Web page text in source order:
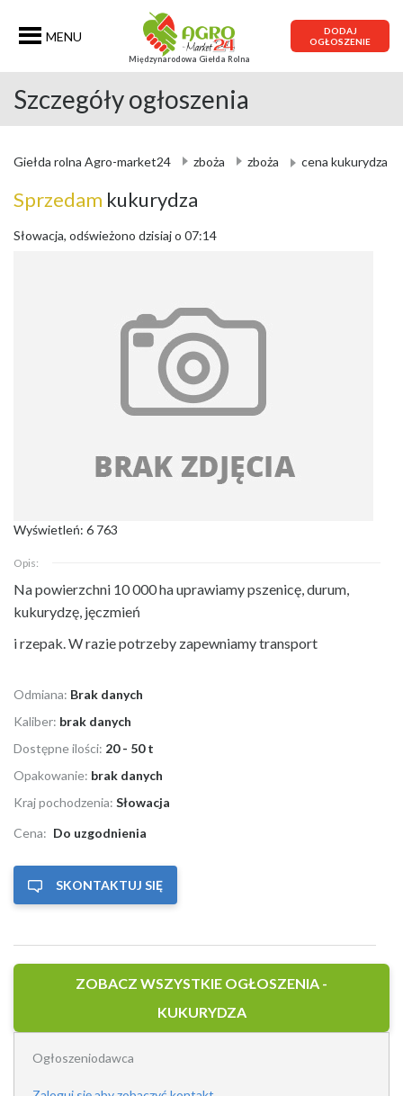
MENU
Międzynarodowa Giełda Rolna
DODAJ
OGŁOSZENIE
Szczegóły ogłoszenia
Giełda rolna Agro-market24 zboża zboża cena kukurydza
Sprzedam kukurydza
Słowacja, odświeżono dzisiaj o 07:14
Wyświetleń: 6 763
Opis:
Na powierzchni 10 000 ha uprawiamy pszenicę, durum,
kukurydzę, jęczmień
i rzepak. W razie potrzeby zapewniamy transport
Odmiana: Brak danych
Kaliber: brak danych
Dostępne ilości: 20 - 50 t
Opakowanie: brak danych
Kraj pochodzenia: Słowacja
Cena: Do uzgodnienia
SKONTAKTUJ SIĘ
ZOBACZ WSZYSTKIE OGŁOSZENIA -
KUKURYDZA
Ogłoszeniodawca